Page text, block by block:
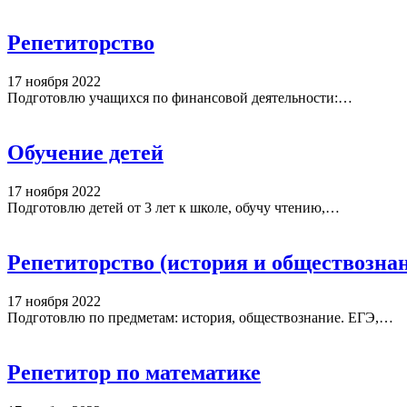
Репетиторство
17 ноября 2022
Подготовлю учащихся по финансовой деятельности:…
Обучение детей
17 ноября 2022
Подготовлю детей от 3 лет к школе, обучу чтению,…
Репетиторство (история и
17 ноября 2022
Подготовлю по предметам: история, обществознание. ЕГЭ,…
Репетитор по математике